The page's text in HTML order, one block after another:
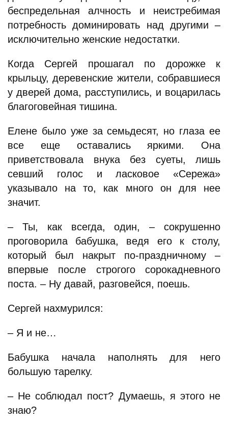
беспредельная алчность и неистребимая
потребность доминировать над другими –
исключительно женские недостатки.
Когда Сергей прошагал по дорожке к
крыльцу, деревенские жители, собравшиеся
у дверей дома, расступились, и воцарилась
благоговейная тишина.
Елене было уже за семьдесят, но глаза ее
все еще оставались яркими. Она
приветствовала внука без суеты, лишь
севший голос и ласковое «Сережа»
указывало на то, как много он для нее
значит.
– Ты, как всегда, один, – сокрушенно
проговорила бабушка, ведя его к столу,
который был накрыт по-праздничному –
впервые после строгого сорокадневного
поста. – Ну давай, разговейся, поешь.
Сергей нахмурился:
– Я и не…
Бабушка начала наполнять для него
большую тарелку.
– Не соблюдал пост? Думаешь, я этого не
знаю?